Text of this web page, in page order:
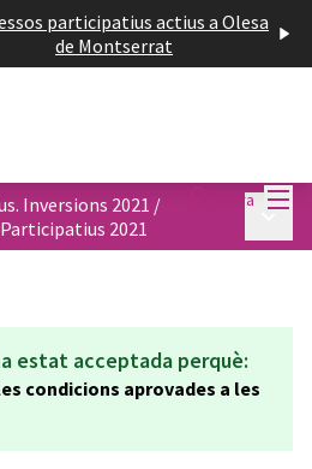
participatius actius a Olesa
de Montserrat
Entra
Inversions 2021 /
2021
estat acceptada perquè:
condicions aprovades a les